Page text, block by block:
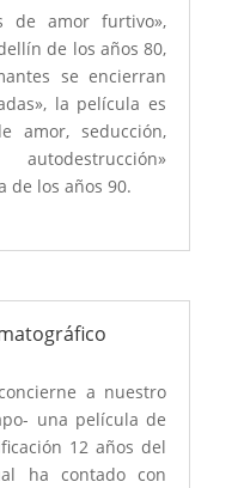
de amor furtivo»,
de los años 80,
se encierran
la película es
amor, seducción,
de los años 90.
a nuestro
una película de
12 años del
ha contado con